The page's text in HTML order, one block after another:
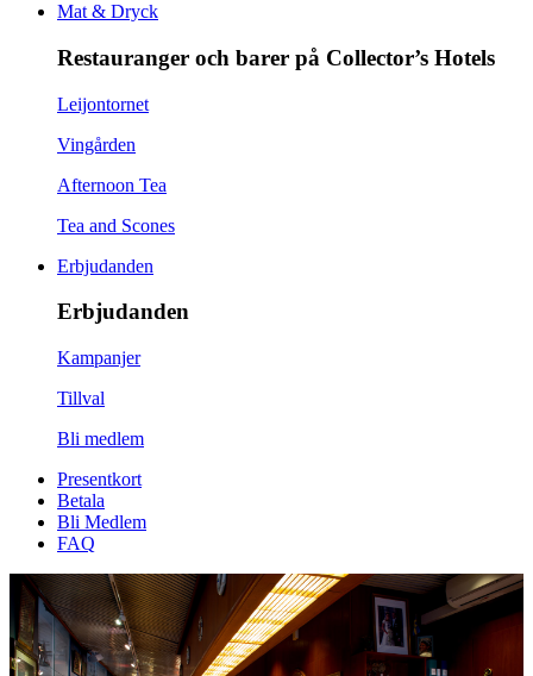
Mat & Dryck
Restauranger och barer på Collector’s Hotels
Leijontornet
Vingården
Afternoon Tea
Tea and Scones
Erbjudanden
Erbjudanden
Kampanjer
Tillval
Bli medlem
Presentkort
Betala
Bli Medlem
FAQ